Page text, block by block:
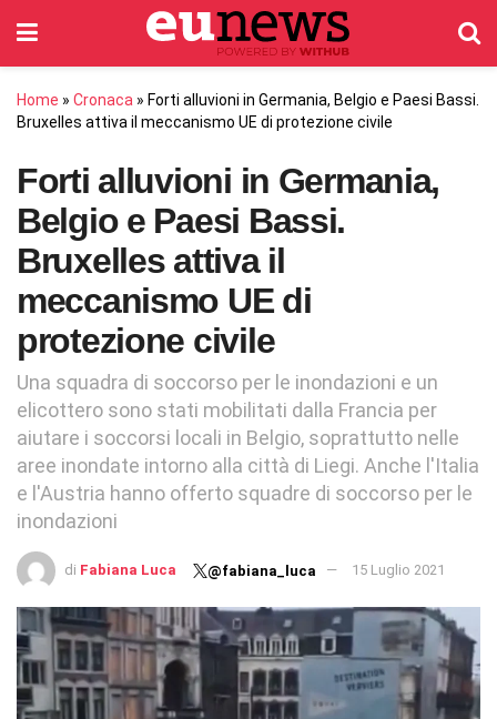
Home » Cronaca » Forti alluvioni in Germania, Belgio e Paesi Bassi.
Bruxelles attiva il meccanismo UE di protezione civile
Forti alluvioni in Germania,
Belgio e Paesi Bassi.
Bruxelles attiva il
meccanismo UE di
protezione civile
Una squadra di soccorso per le inondazioni e un
elicottero sono stati mobilitati dalla Francia per
aiutare i soccorsi locali in Belgio, soprattutto nelle
aree inondate intorno alla città di Liegi. Anche l'Italia
e l'Austria hanno offerto squadre di soccorso per le
inondazioni
di Fabiana Luca @fabiana_luca 15 Luglio 2021